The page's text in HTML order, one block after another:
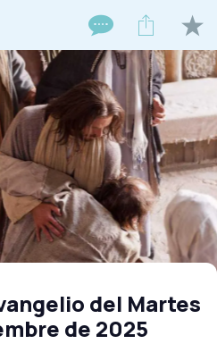
del Martes
de 2025